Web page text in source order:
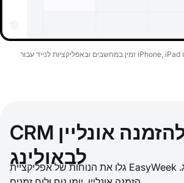
CRM להזמנה אונליין
לבאולינג
גלו את הנוחות של אפליקציית EasyWeek למרכז באולינג.